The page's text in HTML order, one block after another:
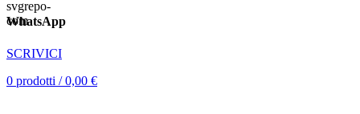
WhatsApp
SCRIVICI
0 prodotti / 0,00 €